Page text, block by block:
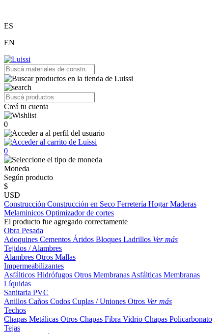
ES
EN
Creá tu cuenta
0
0
Moneda
Según producto
$
USD
Construcción Construcción en Seco Ferretería HogarMaderas
Melaminicos Optimizador de cortes
El producto fue agregado correctamente
Obra Pesada
Adoquines Cementos Áridos Bloques Ladrillos Ver más
Tejidos / Alambres
Alambres Otros Mallas
Impermeabilizantes
Asfálticos Hidrófugos Otros Membranas Asfálticas Membranas
Líquidas
Sanitaria PVC
Anillos Caños Codos Cuplas / Uniones Otros Ver más
Techos
Chapas Metálicas Otros Chapas Fibra Vidrio Chapas Policarbonato
Tejas